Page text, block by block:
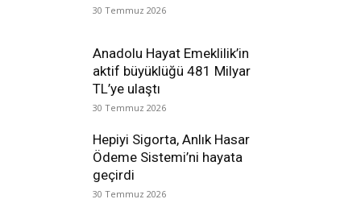
30 Temmuz 2026
Anadolu Hayat Emeklilik’in
aktif büyüklüğü 481 Milyar
TL’ye ulaştı
30 Temmuz 2026
Hepiyi Sigorta, Anlık Hasar
Ödeme Sistemi’ni hayata
geçirdi
30 Temmuz 2026